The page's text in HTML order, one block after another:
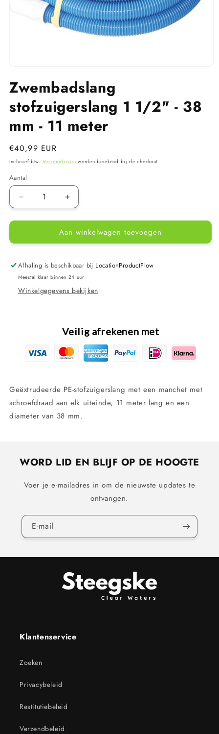
openen
in
Zwembadslang
stofzuigerslang 1 1/2" - 38
mm - 11 meter
Normale
prijs
€40,99 EUR
Inclusief btw. Verzendkosten worden berekend bij de checkout.
Aantal
Aantal
verlagen
voor
Zwembadslang
stofzuigerslang
1/2&quot;
-
mm
Aantal
verhogen
voor
Zwembadslang
stofzuigerslang
1/2&quot;
-
mm
Aan winkelwagen toevoegen
Afhaling is beschikbaar bij LocationProductFlow
Meestal klaar binnen 24 uur
Winkelgegevens bekijken
Veilig afrekenen met
Geëxtrudeerde PE-stofzuigerslang met een manchet met
schroefdraad aan elk uiteinde, 11 meter lang en een
diameter van 38 mm.
WORD LID EN BLIJF OP DE HOOGTE
Voer je e-mailadres in om de nieuwste updates te
ontvangen.
E‑mail
Klantenservice
Zoeken
Privacybeleid
Restitutiebeleid
Verzendbeleid